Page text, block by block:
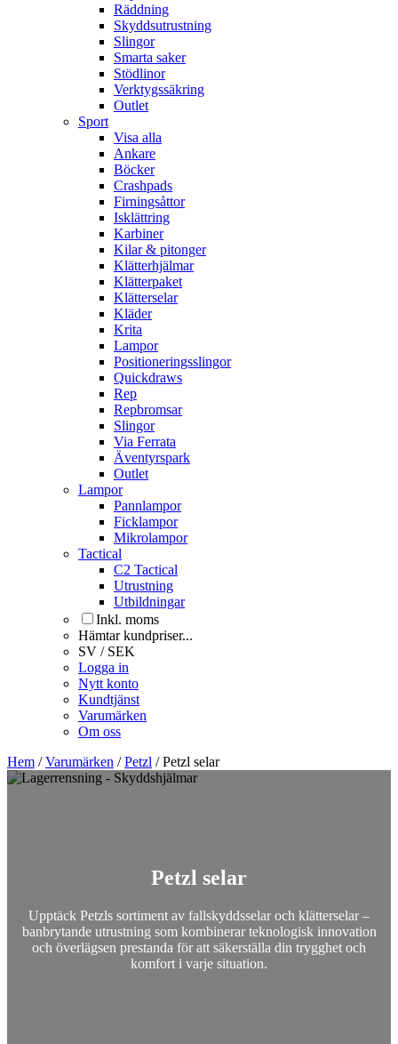
Räddning
Skyddsutrustning
Slingor
Smarta saker
Stödlinor
Verktygssäkring
Outlet
Sport
Visa alla
Ankare
Böcker
Crashpads
Firningsåttor
Isklättring
Karbiner
Kilar & pitonger
Klätterhjälmar
Klätterpaket
Klätterselar
Kläder
Krita
Lampor
Positioneringsslingor
Quickdraws
Rep
Repbromsar
Slingor
Via Ferrata
Äventyrspark
Outlet
Lampor
Pannlampor
Ficklampor
Mikrolampor
Tactical
C2 Tactical
Utrustning
Utbildningar
Inkl. moms
Hämtar kundpriser...
SV / SEK
Logga in
Nytt konto
Kundtjänst
Varumärken
Om oss
Hem /Varumärken /Petzl /Petzl selar
Petzl selar
Upptäck Petzls sortiment av fallskyddsselar och klätterselar –
banbrytande utrustning som kombinerar teknologisk innovation
och överlägsen prestanda för att säkerställa din trygghet och
komfort i varje situation.